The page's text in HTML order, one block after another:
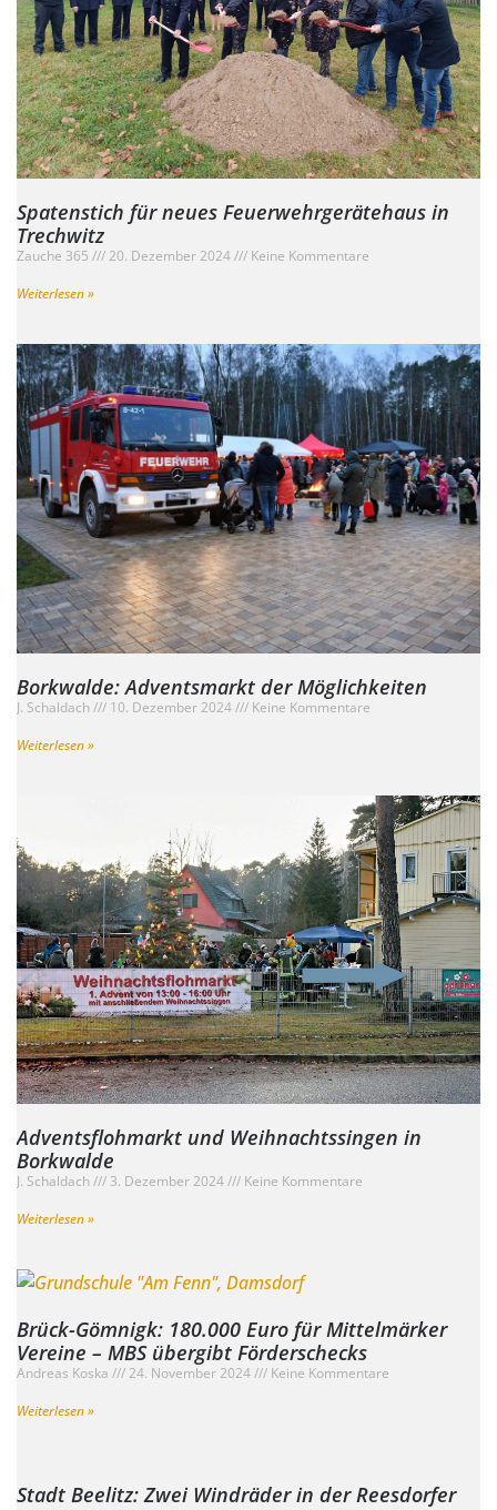
Spatenstich für neues Feuerwehrgerätehaus in
Trechwitz
Zauche 365 20. Dezember 2024
Keine Kommentare
Weiterlesen »
Borkwalde: Adventsmarkt der Möglichkeiten
J. Schaldach 10. Dezember 2024
Keine Kommentare
Weiterlesen »
Adventsflohmarkt und Weihnachtssingen in
Borkwalde
J. Schaldach 3. Dezember 2024
Keine Kommentare
Weiterlesen »
Brück-Gömnigk: 180.000 Euro für Mittelmärker
Vereine – MBS übergibt Förderschecks
Andreas Koska 24. November 2024
Keine Kommentare
Weiterlesen »
Stadt Beelitz: Zwei Windräder in der Reesdorfer